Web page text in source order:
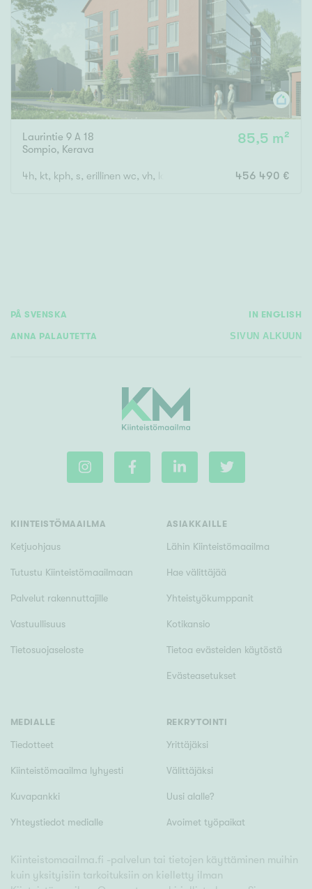
Laurintie 9 A 18
Sompio, Kerava
85,5 m²
4h, kt, kph, s, erillinen wc, vh, lasitettu parveke 456 490 €
PÅ SVENSKA IN ENGLISH
ANNA PALAUTETTA SIVUN ALKUUN
KIINTEISTÖMAAILMA
Ketjuohjaus
Tutustu Kiinteistömaailmaan
Palvelut rakennuttajille
Vastuullisuus
Tietosuojaseloste
ASIAKKAILLE
Lähin Kiinteistömaailma
Hae välittäjää
Yhteistyökumppanit
Kotikansio
Tietoa evästeiden käytöstä
Evästeasetukset
MEDIALLE
Tiedotteet
Kiinteistömaailma lyhyesti
Kuvapankki
Yhteystiedot medialle
REKRYTOINTI
Yrittäjäksi
Välittäjäksi
Uusi alalle?
Avoimet työpaikat
Kiinteistomaailma.fi -palvelun tai tietojen käyttäminen muihin
kuin yksityisiin tarkoituksiin on kielletty ilman